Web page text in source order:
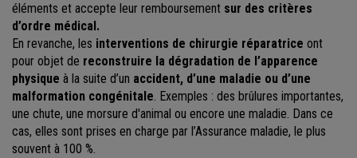
éléments et accepte leur remboursement sur des critères
d’ordre médical.
En revanche, les interventions de chirurgie réparatrice ont
pour objet de reconstruire la dégradation de l’apparence
physique à la suite d’un accident, d’une maladie ou d’une
malformation congénitale. Exemples : des brûlures importantes,
une chute, une morsure d'animal ou encore une maladie. Dans ce
cas, elles sont prises en charge par l’Assurance maladie, le plus
souvent à 100 %.